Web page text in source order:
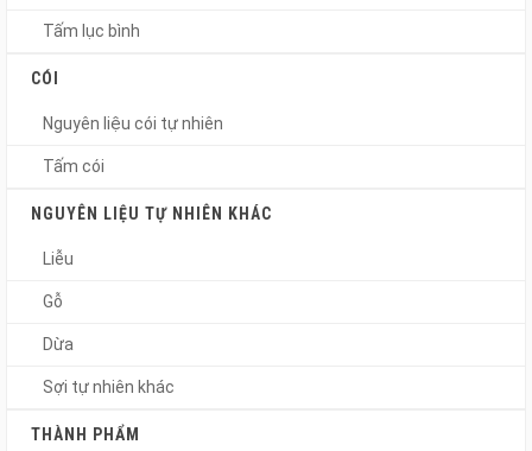
Tấm lục bình
CÓI
Nguyên liệu cói tự nhiên
Tấm cói
NGUYÊN LIỆU TỰ NHIÊN KHÁC
Liễu
Gỗ
Dừa
Sợi tự nhiên khác
THÀNH PHẨM